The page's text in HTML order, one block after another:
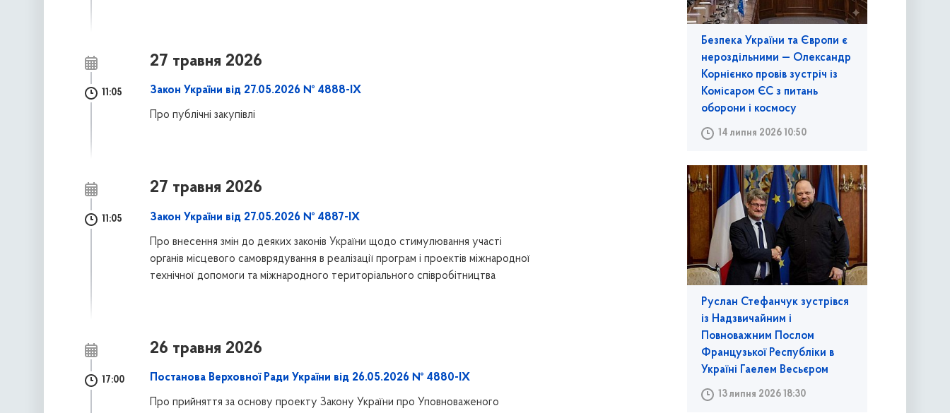
27 травня 2026
11:05 Закон України від 27.05.2026 № 4888-IX
Про публічні закупівлі
27 травня 2026
11:05 Закон України від 27.05.2026 № 4887-IX
Про внесення змін до деяких законів України щодо стимулювання участі
органів місцевого самоврядування в реалізації програм і проектів міжнародної
технічної допомоги та міжнародного територіального співробітництва
26 травня 2026
17:00 Постанова Верховної Ради України від 26.05.2026 № 4880-IX
Про прийняття за основу проекту Закону України про Уповноваженого
Безпека України та Європи є
нероздільними — Олександр
Корнієнко провів зустріч із
Комісаром ЄС з питань
оборони і космосу
14 липня 2026 10:50
Руслан Стефанчук зустрівся
із Надзвичайним і
Повноважним Послом
Французької Республіки в
Україні Гаелем Весьєром
13 липня 2026 18:30